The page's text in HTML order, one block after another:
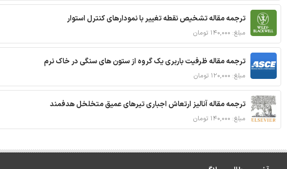
ترجمه مقاله تشخیص نقطه تغییر با نمودارهای کنترل استوار
مبلغ: ۱۴۰,۰۰۰ تومان
ترجمه مقاله ظرفیت باربری یک گروه از ستون های سنگی در خاک نرم
مبلغ: ۱۲۰,۰۰۰ تومان
ترجمه مقاله آنالیز ارتعاش اجباری تیرهای عمیق متخلخل هدفمند
مبلغ: ۱۴۰,۰۰۰ تومان